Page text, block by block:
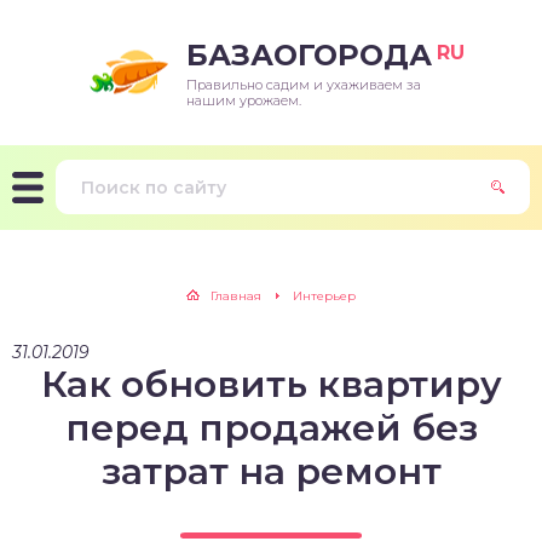
БАЗАОГОРОДА RU
Правильно садим и ухаживаем за
нашим урожаем.
Главная Интерьер
31.01.2019
Как обновить квартиру
перед продажей без
затрат на ремонт